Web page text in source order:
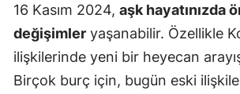
16 Kasım 2024, aşk hayatınızda
değişimler yaşanabilir. Özellikle
ilişkilerinde yeni bir heyecan
Birçok burç için, bugün eski